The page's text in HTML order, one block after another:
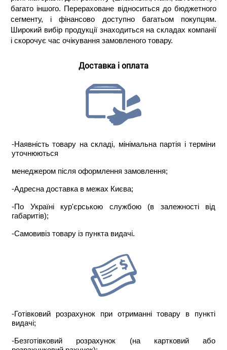
багато іншого. Перераховане відноситься до бюджетного
сегменту, і фінансово доступно багатьом покупцям.
Широкий вибір продукції знаходиться на складах компанії
і скорочує час очікування замовленого товару.
Доставка і оплата
-Наявність товару на складі, мінімальна партія і терміни
уточнюються
менеджером після оформлення замовлення;
-Адресна доставка в межах Києва;
-По Україні кур'єрською службою (в залежності від
габаритів);
-Самовивіз товару із пункта видачі.
-Готівковий розрахунок при отриманні товару в пункті
видачі;
-Безготівковий розрахунок (на картковий або